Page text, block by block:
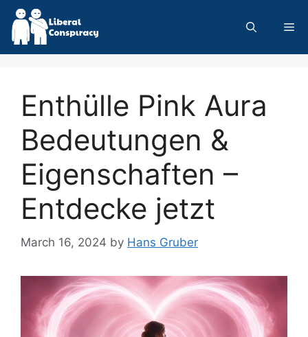
Skip
content
Enthülle Pink Aura
Bedeutungen &
Eigenschaften –
Entdecke jetzt
March 16, 2024 by Hans Gruber